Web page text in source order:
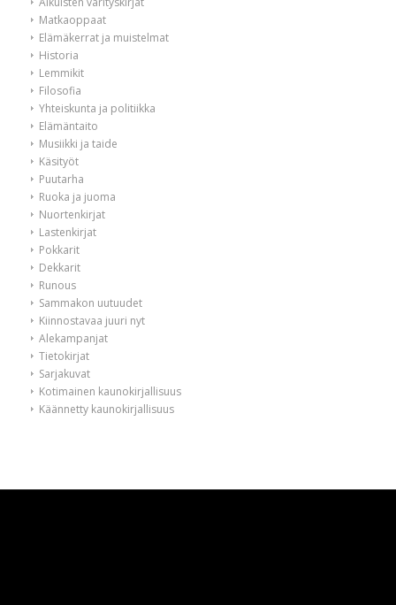
Matkaoppaat
Elämäkerrat ja muistelmat
Historia
Lemmikit
Filosofia
Yhteiskunta ja politiikka
Elämäntaito
Musiikki ja taide
Käsityöt
Puutarha
Ruoka ja juoma
Nuortenkirjat
Lastenkirjat
Pokkarit
Dekkarit
Runous
Sammakon uutuudet
Kiinnostavaa juuri nyt
Alekampanjat
Tietokirjat
Sarjakuvat
Kotimainen kaunokirjallisuus
Käännetty kaunokirjallisuus